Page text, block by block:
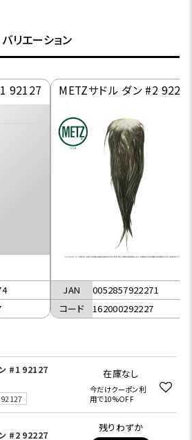
バリエーション
92127 METZサドル ダン #2
JAN
0052857922271
コード
162000292227
#1 92127
在庫なし
今だけクーポン利
用で10%OFF
#2 92227
残りわずか